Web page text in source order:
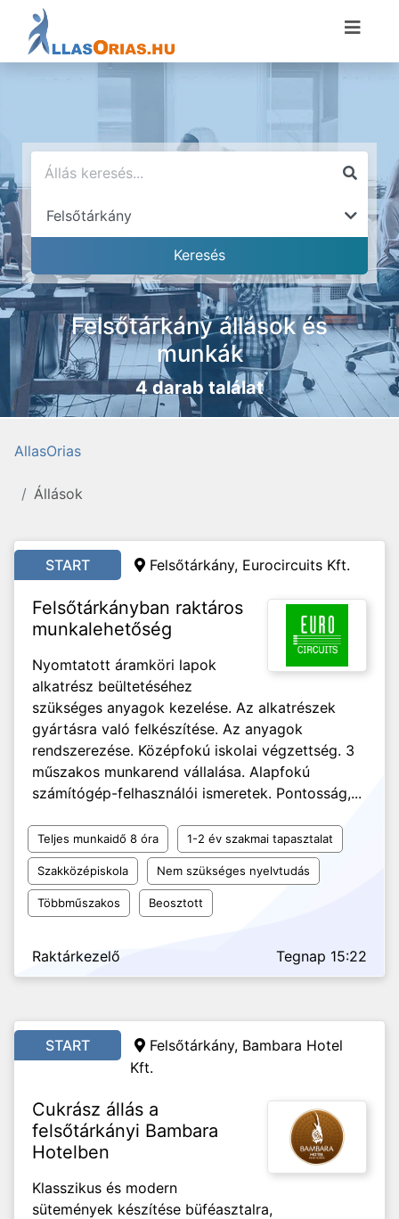
Felsőtárkány állások és
munkák
4 darab találat
AllasOrias
Állások
START Felsőtárkány, Eurocircuits Kft.
Felsőtárkányban raktáros
munkalehetőség
Nyomtatott áramköri lapok
alkatrész beültetéséhez
szükséges anyagok kezelése. Az alkatrészek
gyártásra való felkészítése. Az anyagok
rendszerezése. Középfokú iskolai végzettség. 3
műszakos munkarend vállalása. Alapfokú
számítógép-felhasználói ismeretek. Pontosság,...
Teljes munkaidő 8 óra 1-2 év szakmai tapasztalat
Szakközépiskola Nem szükséges nyelvtudás
Többműszakos Beosztott
Raktárkezelő Tegnap 15:22
START
Felsőtárkány, Bambara Hotel
Kft.
Cukrász állás a
felsőtárkányi Bambara
Hotelben
Klasszikus és modern
sütemények készítése büféasztalra,